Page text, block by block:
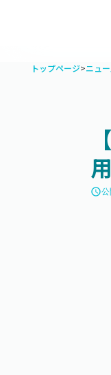
トップページ>ニュ
access_time